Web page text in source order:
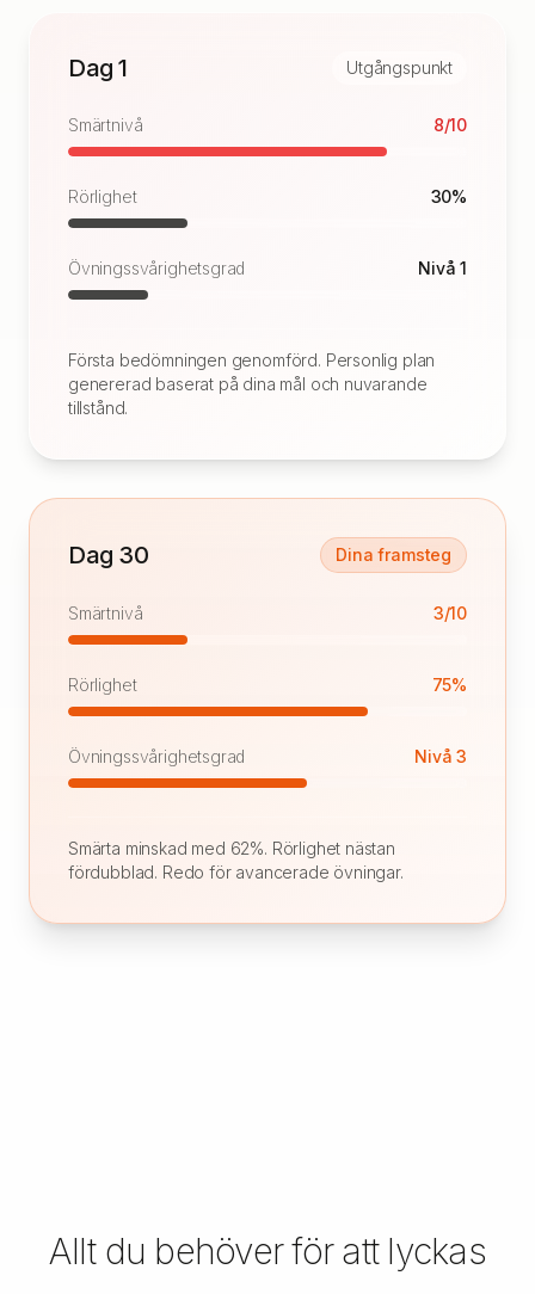
Dag 1 Utgångspunkt
Smärtnivå 8/10
Rörlighet 30%
Övningssvårighetsgrad Nivå 1
Första bedömningen genomförd. Personlig plan
genererad baserat på dina mål och nuvarande
tillstånd.
Dag 30 Dina framsteg
Smärtnivå 3/10
Rörlighet 75%
Övningssvårighetsgrad Nivå 3
Smärta minskad med 62%. Rörlighet nästan
fördubblad. Redo för avancerade övningar.
Allt du behöver för att lyckas